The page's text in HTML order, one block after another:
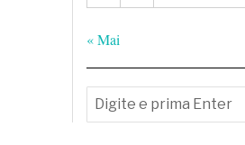
« Mai